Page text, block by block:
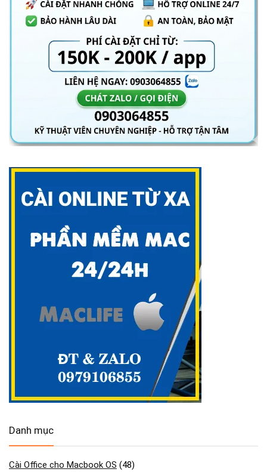
Danh mục
Cài Office cho Macbook OS (48)